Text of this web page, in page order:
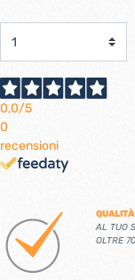
0,0/5
0
recensioni
AL TUO
OLTRE